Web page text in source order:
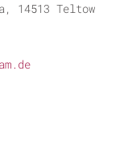
14513 Teltow